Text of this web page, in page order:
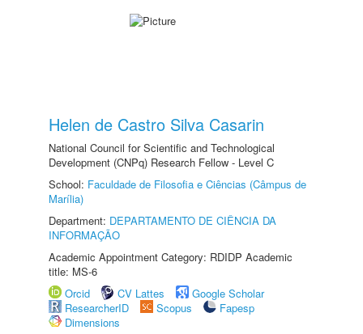
Helen de Castro Silva Casarin
National Council for Scientific and Technological
Development (CNPq) Research Fellow - Level C
School: Faculdade de Filosofia e Ciências (Câmpus de
Marília)
Department: DEPARTAMENTO DE CIÊNCIA DA
INFORMAÇÃO
Academic Appointment Category: RDIDP Academic
title: MS-6
Orcid
CV Lattes
Google Scholar
ResearcherID
Scopus
Fapesp
Dimensions